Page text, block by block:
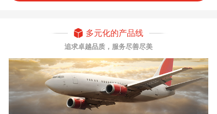
多元化的产品线
追求卓越品质，服务尽善尽美